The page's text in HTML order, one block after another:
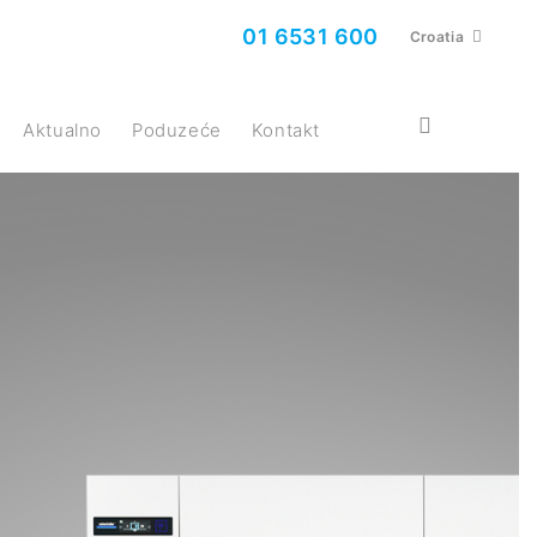
01 6531 600 Croatia
Aktualno Poduzeće Kontakt